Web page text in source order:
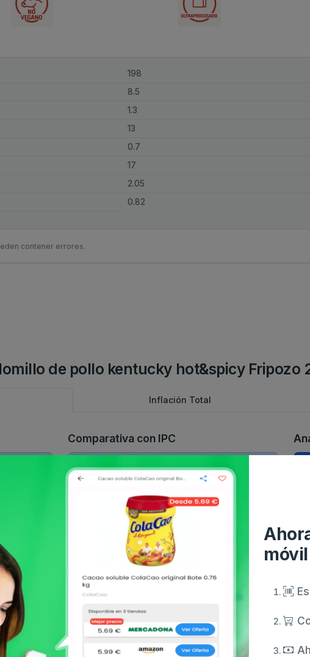
198
8.5
1.3
13
0.7
17
2.05
0.82
contener errores.
de pollo kentucky hot&spicy Fripozo
Inflación Total
para
Comparativa con IPC
No hay suficientes datos para la
comparativa con IPC.
móvil